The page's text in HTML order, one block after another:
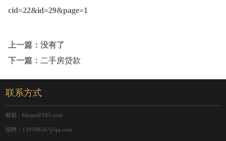
cid=22&id=29&page=1
上一篇：没有了
下一篇： 二手房贷款
联系方式
邮箱：bhope@163.com
招聘：139760547@qq.com